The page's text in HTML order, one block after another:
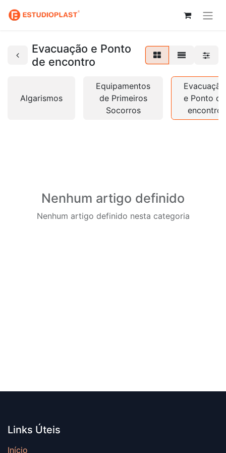
Evacuação e Ponto
de encontro
Algarismos
Equipamentos
de Primeiros
Socorros
Evacuação
e Ponto de
encontro
Nenhum artigo definido
Nenhum artigo definido nesta categoria
Links Úteis
Início